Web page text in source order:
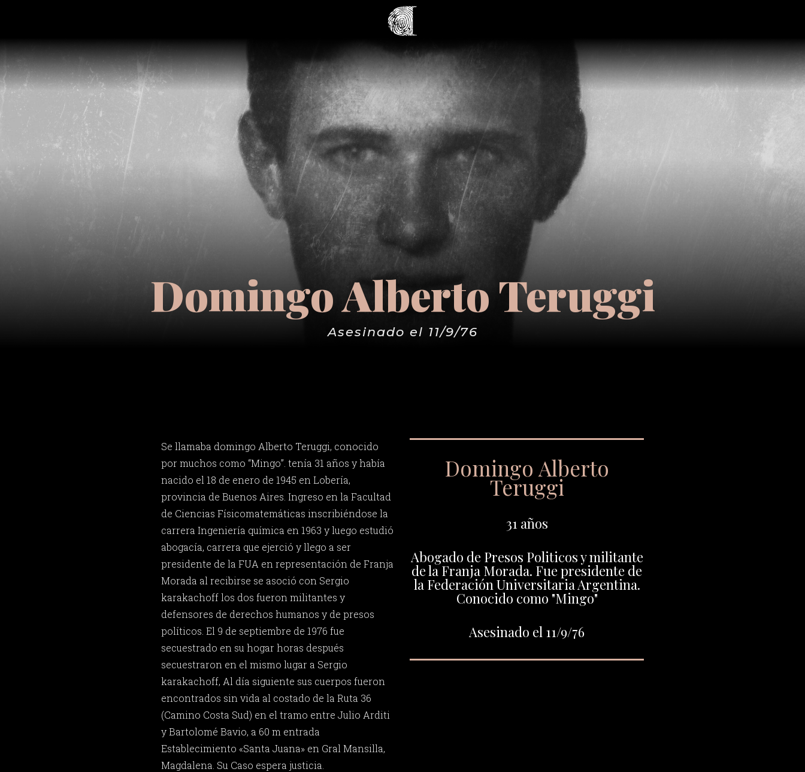
Domingo Alberto Teruggi
Asesinado el 11/9/76
Se llamaba domingo Alberto Teruggi, conocido
por muchos como “Mingo”. tenía 31 años y había
nacido el 18 de enero de 1945 en Lobería,
provincia de Buenos Aires. Ingreso en la Facultad
de Ciencias Físicomatemáticas inscribiéndose la
carrera Ingeniería química en 1963 y luego estudió
abogacía, carrera que ejerció y llego a ser
presidente de la FUA en representación de Franja
Morada al recibirse se asoció con Sergio
karakachoff los dos fueron militantes y
defensores de derechos humanos y de presos
políticos. El 9 de septiembre de 1976 fue
secuestrado en su hogar horas después
secuestraron en el mismo lugar a Sergio
karakachoff, Al día siguiente sus cuerpos fueron
encontrados sin vida al costado de la Ruta 36
(Camino Costa Sud) en el tramo entre Julio Arditi
y Bartolomé Bavio, a 60 m entrada
Establecimiento «Santa Juana» en Gral Mansilla,
Magdalena. Su Caso espera justicia.
Domingo Alberto
Teruggi
31 años
Abogado de Presos Politicos y militante
de la Franja Morada. Fue presidente de
la Federación Universitaria Argentina.
Conocido como "Mingo"
Asesinado el 11/9/76